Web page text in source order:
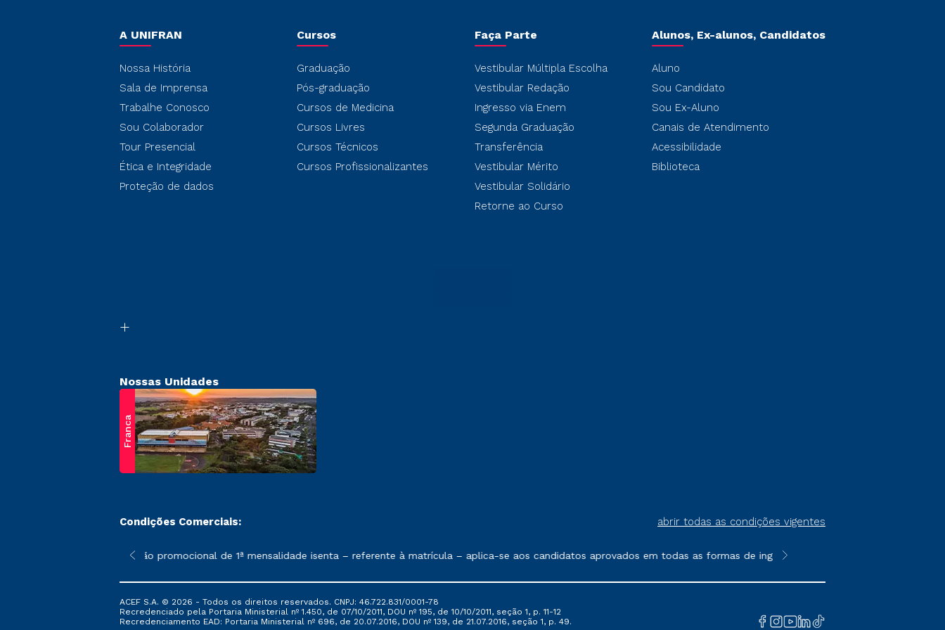
A UNIFRAN
Nossa História
Sala de Imprensa
Trabalhe Conosco
Sou Colaborador
Tour Presencial
Ética e Integridade
Proteção de dados
Cursos
Graduação
Pós-graduação
Cursos de Medicina
Cursos Livres
Cursos Técnicos
Cursos Profissionalizantes
Faça Parte
Vestibular Múltipla Escolha
Vestibular Redação
Ingresso via Enem
Segunda Graduação
Transferência
Vestibular Mérito
Vestibular Solidário
Retorne ao Curso
Alunos, Ex-alunos, Candidatos
Aluno
Sou Candidato
Sou Ex-Aluno
Canais de Atendimento
Acessibilidade
Biblioteca
Nossas Unidades
Franca
Condições Comerciais: abrir todas as condições vigentes
sofrer alterações nos períodos de rematrícula conforme exposto no contrato de prestação de serviços
*A condição promocional de 1ª mensalidade isenta – referente à matrícula – aplica-se aos candidatos aprovados em todas as formas de ingresso, exceto na prova on-line
**Semipresencial é um formato do
ACEF S.A. © 2026 - Todos os direitos reservados. CNPJ: 46.722.831/0001-78
Recredenciado pela Portaria Ministerial nº 1.450, de 07/10/2011, DOU nº 195, de 10/10/2011, seção 1, p. 11-12
Recredenciamento EAD: Portaria Ministerial nº 696, de 20.07.2016, DOU nº 139, de 21.07.2016, seção 1, p. 49.